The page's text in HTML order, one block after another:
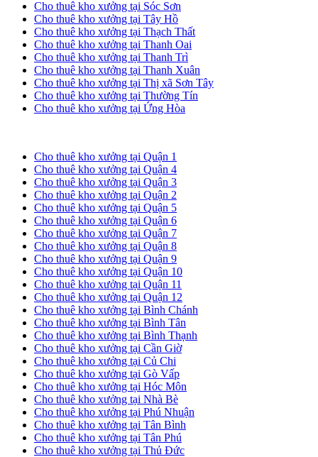
Cho thuê kho xưởng tại Sóc Sơn
Cho thuê kho xưởng tại Tây Hồ
Cho thuê kho xưởng tại Thạch Thất
Cho thuê kho xưởng tại Thanh Oai
Cho thuê kho xưởng tại Thanh Trì
Cho thuê kho xưởng tại Thanh Xuân
Cho thuê kho xưởng tại Thị xã Sơn Tây
Cho thuê kho xưởng tại Thường Tín
Cho thuê kho xưởng tại Ứng Hòa
Cho thuê kho xưởng tại Quận 1
Cho thuê kho xưởng tại Quận 4
Cho thuê kho xưởng tại Quận 3
Cho thuê kho xưởng tại Quận 2
Cho thuê kho xưởng tại Quận 5
Cho thuê kho xưởng tại Quận 6
Cho thuê kho xưởng tại Quận 7
Cho thuê kho xưởng tại Quận 8
Cho thuê kho xưởng tại Quận 9
Cho thuê kho xưởng tại Quận 10
Cho thuê kho xưởng tại Quận 11
Cho thuê kho xưởng tại Quận 12
Cho thuê kho xưởng tại Bình Chánh
Cho thuê kho xưởng tại Bình Tân
Cho thuê kho xưởng tại Bình Thạnh
Cho thuê kho xưởng tại Cần Giờ
Cho thuê kho xưởng tại Củ Chi
Cho thuê kho xưởng tại Gò Vấp
Cho thuê kho xưởng tại Hóc Môn
Cho thuê kho xưởng tại Nhà Bè
Cho thuê kho xưởng tại Phú Nhuận
Cho thuê kho xưởng tại Tân Bình
Cho thuê kho xưởng tại Tân Phú
Cho thuê kho xưởng tại Thủ Đức